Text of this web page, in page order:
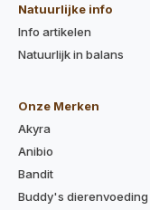
Natuurlijke info
Info artikelen
Natuurlijk in balans
Onze Merken
Akyra
Anibio
Bandit
Buddy's dierenvoeding